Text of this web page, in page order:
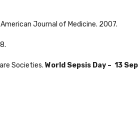
American Journal of Medicine. 2007.
Societies. World Sepsis Day – 13